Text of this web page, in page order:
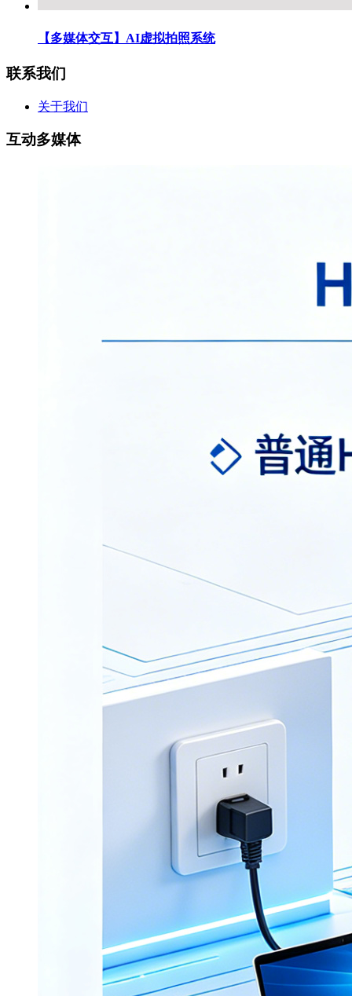
【多媒体交互】AI虚拟拍照系统
联系我们
关于我们
互动多媒体